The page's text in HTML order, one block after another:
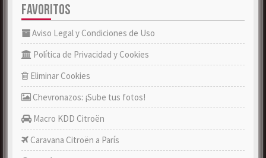
FAVORITOS
Aviso Legal y Condiciones de Uso
Política de Privacidad y Cookies
Eliminar Cookies
Chevronazos: ¡Sube tus fotos!
Macro KDD Citroën
Caravana Citroën a París